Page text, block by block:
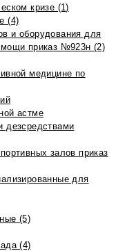
кризе (1)
(4)
и оборудования для
приказ №923н (2)
медицине по
астме
дезсредствами
залов приказ
для
(5)
(4)